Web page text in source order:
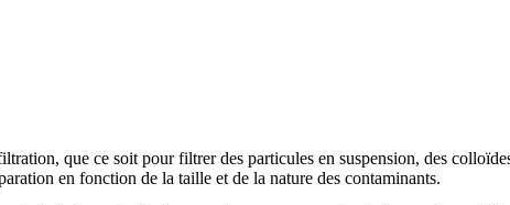
que ce soit pour filtrer des particules en suspension, des
en fonction de la taille et de la nature des contaminants.